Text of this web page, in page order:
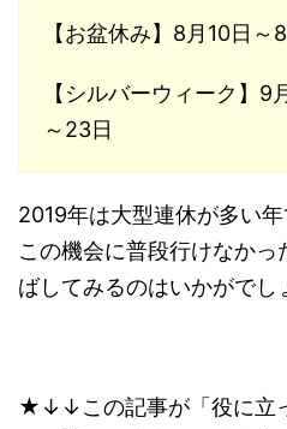
【お盆休み】8月10日～
【シルバーウィーク】9
～23日
2019年は大型連休が多い年
この機会に普段行けなか
ばしてみるのはいかがでし
★↓↓この記事が「役に立